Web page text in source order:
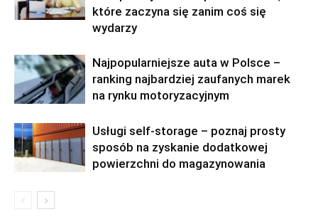
które zaczyna się zanim coś się
wydarzy
Najpopularniejsze auta w Polsce –
ranking najbardziej zaufanych marek
na rynku motoryzacyjnym
Usługi self-storage – poznaj prosty
sposób na zyskanie dodatkowej
powierzchni do magazynowania